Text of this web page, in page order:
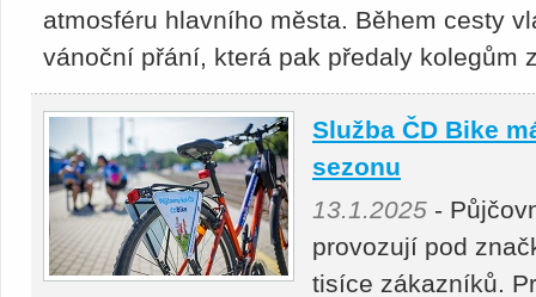
atmosféru hlavního města. Během cesty
vánoční přání, která pak předaly kolegům
Služba ČD Bike
sezonu
13.1.2025 -
provozují pod
tisíce zákazníků.